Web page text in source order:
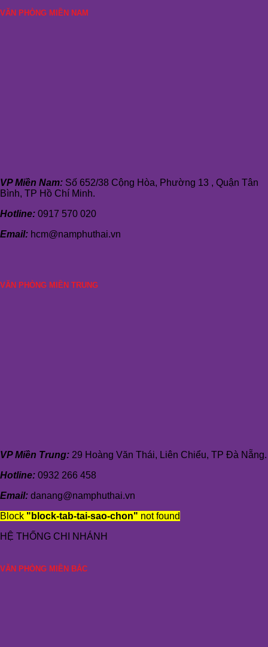
VĂN PHÒNG MIỀN NAM
VP Miền Nam: Số 652/38 Cộng Hòa, Phường 13 , Quận Tân
Bình, TP Hồ Chí Minh.
Hotline: 0917 570 020
Email: hcm@namphuthai.vn
VĂN PHÒNG MIỀN TRUNG
VP Miền Trung: 29 Hoàng Văn Thái, Liên Chiểu, TP Đà Nẵng.
Hotline: 0932 266 458
Email: danang@namphuthai.vn
Block "block-tab-tai-sao-chon" not found
HỆ THỐNG CHI NHÁNH
VĂN PHÒNG MIỀN BẮC